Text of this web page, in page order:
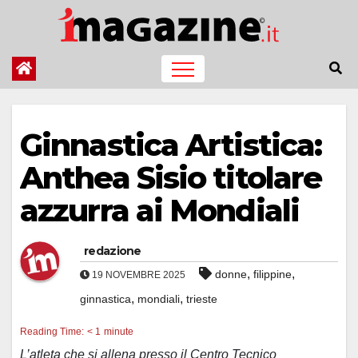
contenuto
Ginnastica Artistica:
Anthea Sisio titolare
azzurra ai Mondiali
redazione
19 NOVEMBRE 2025 donne, filippine,
ginnastica, mondiali, trieste
Reading Time: < 1 minute
L’atleta che si allena presso il Centro Tecnico